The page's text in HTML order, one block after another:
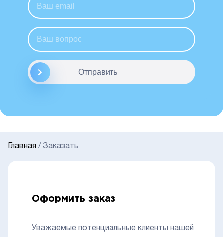
Отправить
Главная / Заказать
Оформить заказ
Уважаемые потенциальные клиенты нашей